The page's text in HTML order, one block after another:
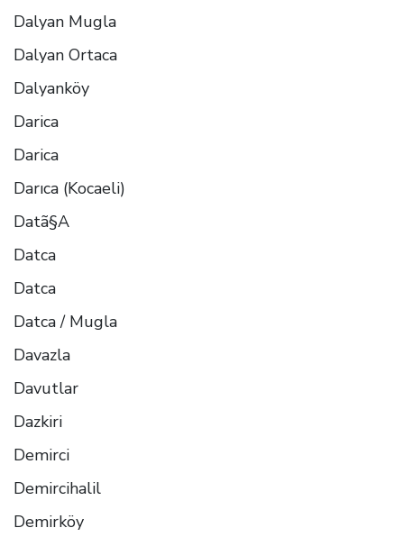
Dalyan Mugla
Dalyan Ortaca
Dalyanköy
Darica
Darica
Darıca (Kocaeli)
Datã§A
Datca
Datca
Datca / Mugla
Davazla
Davutlar
Dazkiri
Demirci
Demircihalil
Demirköy